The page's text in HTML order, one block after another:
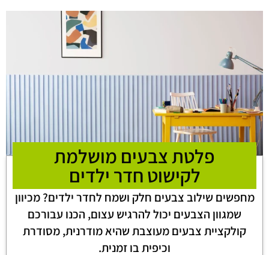
פלטת צבעים מושלמת
לקישוט חדר ילדים
מחפשים שילוב צבעים חלק ושמח לחדר ילדים? מכיוון
שמגוון הצבעים יכול להרגיש עצום, הכנו עבורכם
קולקציית צבעים מעוצבת שהיא מודרנית, מסודרת
וכיפית בו זמנית.